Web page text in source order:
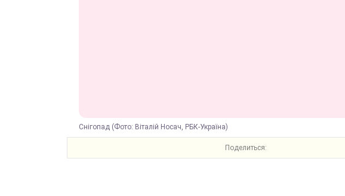
Снігопад (Фото: Віталій Носач, РБК-Україна)
Поделиться: